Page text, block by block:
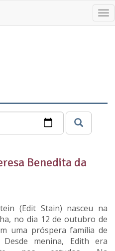
Benedita da
(Edit Stain) nasceu na
no dia 12 de outubro de
uma próspera família de
Desde menina, Edith era